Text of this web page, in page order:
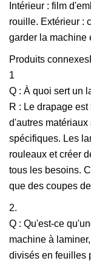
Intérieur : film
rouille. Extérieur :
garder la machine
Produits
1
Q : À quoi sert un
R : Le drapage
d'autres
spécifiques. Les
rouleaux et créer
tous les besoins.
que des coupes
2.
Q : Qu'est-ce
machine à
divisés en feuilles